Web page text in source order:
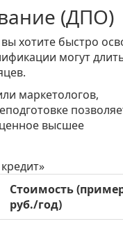
(ДПО)
хотите быстро
могут
маркетологов,
высшее
Стоимость
руб./год)